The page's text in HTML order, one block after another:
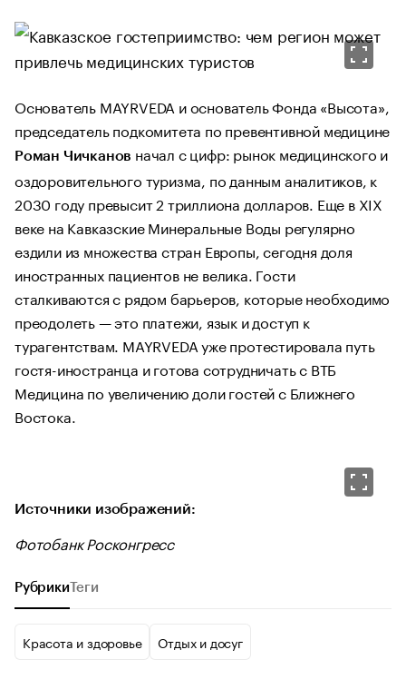
Основатель MAYRVEDA и основатель Фонда «Высота»,
председатель подкомитета по превентивной медицине
Роман Чичканов начал с цифр: рынок медицинского и
оздоровительного туризма, по данным аналитиков, к
2030 году превысит 2 триллиона долларов. Еще в XIX
веке на Кавказские Минеральные Воды регулярно
ездили из множества стран Европы, сегодня доля
иностранных пациентов не велика. Гости
сталкиваются с рядом барьеров, которые необходимо
преодолеть — это платежи, язык и доступ к
турагентствам. MAYRVEDA уже протестировала путь
гостя-иностранца и готова сотрудничать с ВТБ
Медицина по увеличению доли гостей с Ближнего
Востока.
Источники изображений:
Фотобанк Росконгресс
Рубрики Теги
Красота и здоровье Отдых и досуг